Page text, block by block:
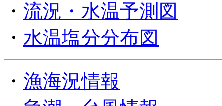
・ 流況・水温予測図
・ 水温塩分分布図
・ 漁海況情報